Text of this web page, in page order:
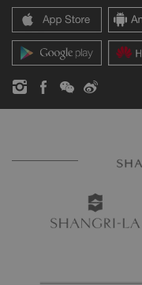
レジデンス
お問い合わせ
ニュース